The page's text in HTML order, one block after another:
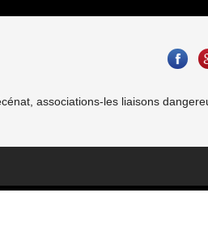
associations-les liaisons